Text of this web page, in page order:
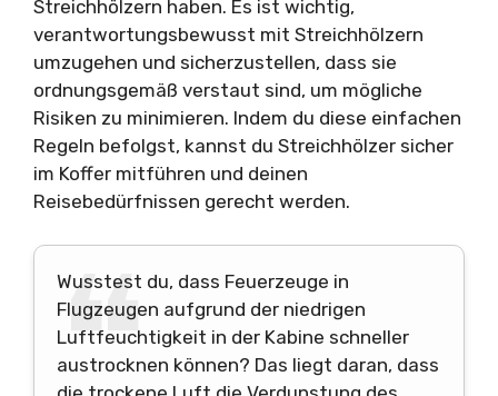
Streichhölzern haben. Es ist wichtig,
verantwortungsbewusst mit Streichhölzern
umzugehen und sicherzustellen, dass sie
ordnungsgemäß verstaut sind, um mögliche
Risiken zu minimieren. Indem du diese einfachen
Regeln befolgst, kannst du Streichhölzer sicher
im Koffer mitführen und deinen
Reisebedürfnissen gerecht werden.
Wusstest du, dass Feuerzeuge in
Flugzeugen aufgrund der niedrigen
Luftfeuchtigkeit in der Kabine schneller
austrocknen können? Das liegt daran, dass